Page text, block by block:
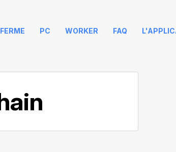
FERME PC WORKER FAQ